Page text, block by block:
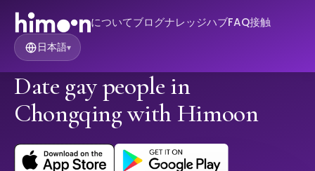
についてブログナレッジハブFAQ接触
日本語▾
Date gay people in
Chongqing with Himoon